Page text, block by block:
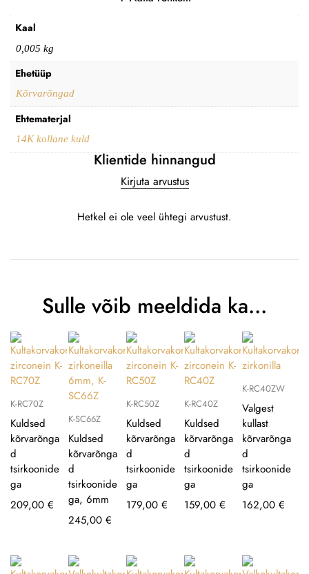
Kaal
0,005 kg
Ehetüüp
Kõrvarõngad
Ehtematerjal
14K kollane kuld
Klientide hinnangud
Kirjuta arvustus
Hetkel ei ole veel ühtegi arvustust.
Sulle võib meeldida ka…
K-RC70Z
Kuldsed
kõrvarõnga
d
tsirkoonide
ga
209,00 €
K-SC66Z
Kuldsed
kõrvarõnga
d
tsirkoonide
ga, 6mm
245,00 €
K-RC50Z
Kuldsed
kõrvarõnga
d
tsirkoonide
ga
179,00 €
K-RC40Z
Kuldsed
kõrvarõnga
d
tsirkoonide
ga
159,00 €
K-RC40ZW
Valgest
kullast
kõrvarõnga
d
tsirkoonide
ga
162,00 €